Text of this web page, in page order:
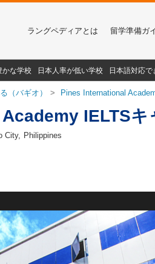
ラングペディアとは 留学準備ガ
かな学校 日本人率が低い学校 日本語対応で
（バギオ） Pines International
IELTSキ
City Philippines